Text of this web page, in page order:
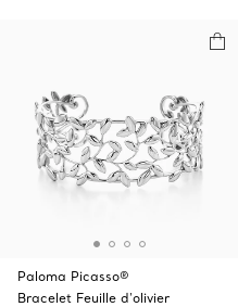
Paloma Picasso®
Bracelet Feuille d'olivier